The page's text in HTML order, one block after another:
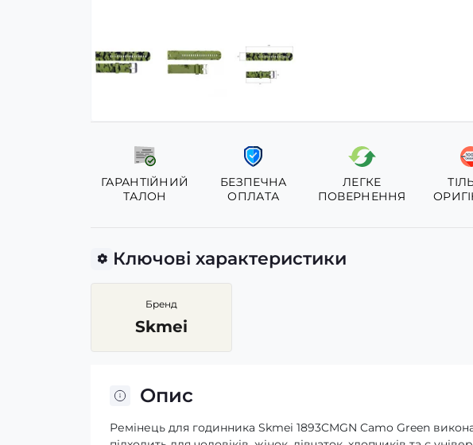
ГАРАНТІЙНИЙ
ТАЛОН
БЕЗПЕЧНА
ОПЛАТА
ЛЕГКЕ
ПОВЕРНЕННЯ
Ключові характеристики
Бренд
Skmei
Опис
Ремінець для годинника Skmei 1893CMGN Camo Green